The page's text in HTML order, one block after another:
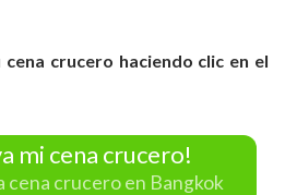
crucero haciendo clic en el
mi cena crucero!
cena crucero en Bangkok